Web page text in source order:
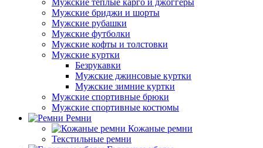
Мужские тёплые карго и джоггеры
Мужские бриджи и шорты
Мужские рубашки
Мужские футболки
Мужские кофты и толстовки
Мужские куртки
Безрукавки
Мужские джинсовые куртки
Мужские зимние куртки
Мужские спортивные брюки
Мужские спортивные костюмы
Ремни
Кожаные ремни
Текстильные ремни